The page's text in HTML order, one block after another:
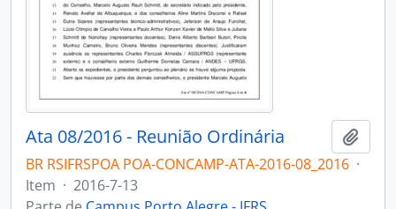
Ata 08/2016 - Reunião Ordinária
BR RSIFRSPOA POA-CONCAMP-ATA-2016-08_2016 ·
Item · 2016-7-13